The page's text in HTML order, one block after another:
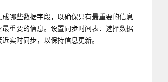
哪些数据字段，以确保只有最重要的信息
重要的信息。设置同步时间表：选择数据
实时同步，以保持信息更新。